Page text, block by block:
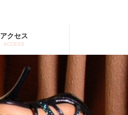
アクセス
ACCESS